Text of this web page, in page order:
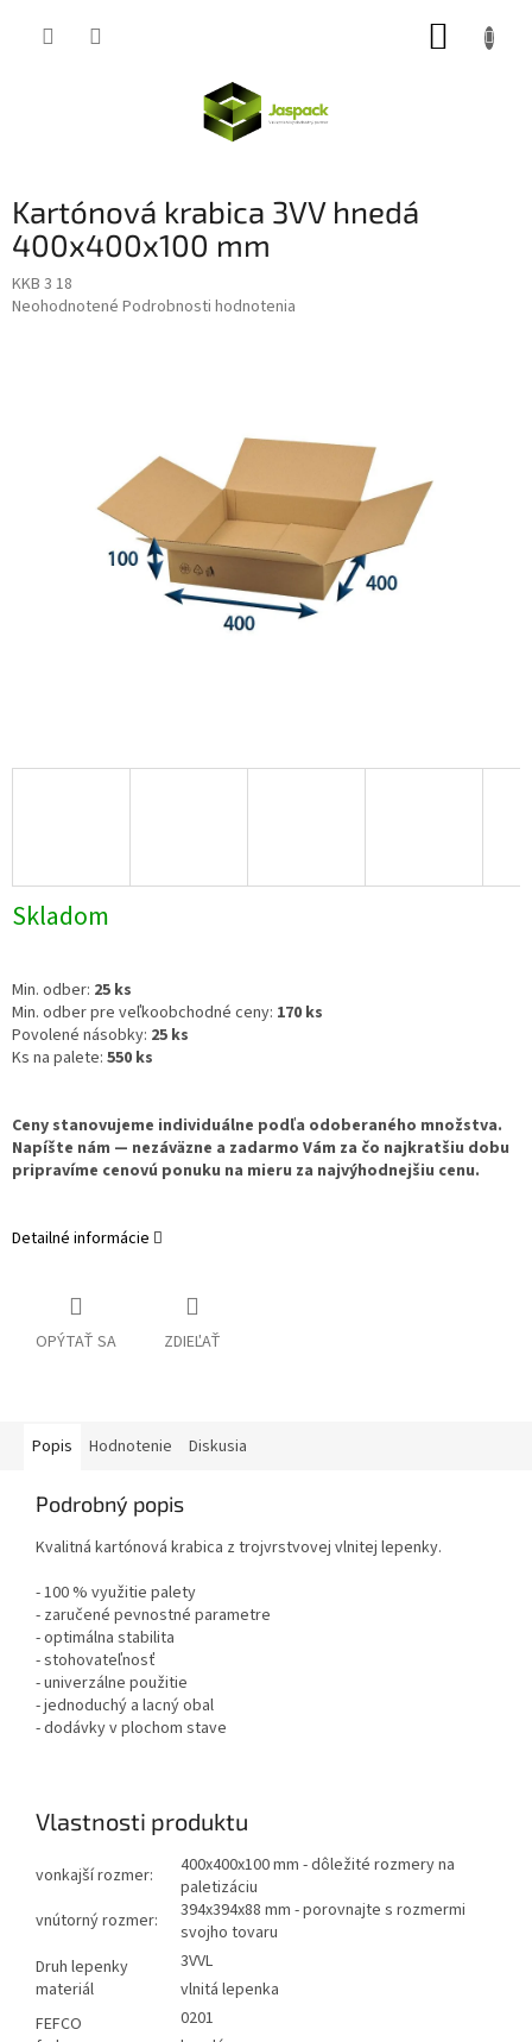
Kartónová krabica 3VV hnedá
400x400x100 mm
KKB 3 18
Priemerné
Neohodnotené Podrobnosti hodnotenia
Skladom
Min. odber: 25 ks
Min. odber pre veľkoobchodné ceny: 170 ks
Povolené násobky: 25 ks
Ks na palete: 550 ks
Ceny stanovujeme individuálne podľa odoberaného množstva.
Napíšte nám — nezáväzne a zadarmo Vám za čo najkratšiu dobu
pripravíme cenovú ponuku na mieru za najvýhodnejšiu cenu.
Detailné informácie
OPÝTAŤ SA ZDIEĽAŤ
Popis Hodnotenie Diskusia
Podrobný popis
Kvalitná kartónová krabica z trojvrstvovej vlnitej lepenky.
- 100 % využitie palety
- zaručené pevnostné parametre
- optimálna stabilita
- stohovateľnosť
- univerzálne použitie
- jednoduchý a lacný obal
- dodávky v plochom stave
Vlastnosti produktu
vonkajší rozmer:
400x400x100 mm - dôležité rozmery na
paletizáciu
vnútorný rozmer:
394x394x88 mm - porovnajte s rozmermi
svojho tovaru
Druh lepenky
3VVL
materiál
vlnitá lepenka
FEFCO
0201